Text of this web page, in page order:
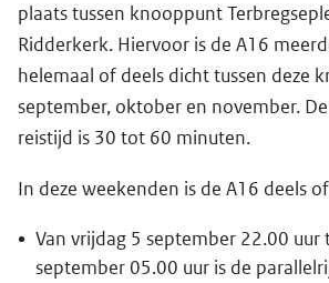
plaats tussen knooppunt
Ridderkerk. Hiervoor is de A16
helemaal of deels dicht tussen deze
september, oktober en november.
reistijd is 30 tot 60 minuten.
In deze weekenden is de A16 deels
Van vrijdag 5 september 22.00 uur
september 05.00 uur is de